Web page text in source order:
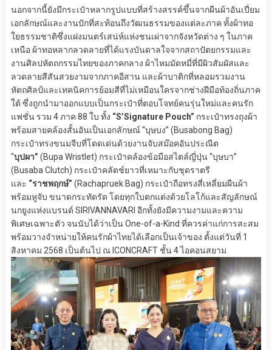
นอกจากนี้ยังมีกระเป๋าหลากรูปแบบที่สร้างสรรค์ขึ้นจากผืนผ้าอันเปี่ยม
เอกลักษณ์และงานปักที่สะท้อนถึงวัฒนธรรมของแต่ละภาค ทั้งผ้าทอ
ใยธรรมชาติซึ่งแฝงมนตร์เสน่ห์แห่งชนเผ่าจากจังหวัดต่าง ๆ ในภาค
เหนือ ผ้าทอหลากลวดลายที่ได้แรงบันดาลใจจากสถาปัตยกรรมและ
งานศิลปหัตถกรรมไทยของภาคกลาง ผ้าไหมมัดหมี่ที่มีผิวสัมผัสและ
ลวดลายสีสันสวยงามจากภาคอีสาน และผ้าบาติกที่หลอมรวมงาน
หัตถศิลป์และเทคนิคการย้อมสีที่ไม่เหมือนใครจากช่างฝีมือท้องถิ่นภาค
ใต้ ซึ่งถูกนำมาออกแบบเป็นกระเป๋าที่ตอบโจทย์คนรุ่นใหม่และคนรัก
แฟชั่น รวม 4 ภาค 88 ใบ ทั้ง “S’Signature Pouch” กระเป๋าทรงถุงผ้า
พร้อมสายคล้องสั้นอันเป็นเอกลักษณ์ “บุษบง” (Busabong Bag)
กระเป๋าทรงขนมจีบที่โดดเด่นด้วยงานจับสม๊อคอันประณีต
“บุปผา” (Bupa Wristlet) กระเป๋าคล้องข้อมือสไตล์ญี่ปุ่น “บุษบา”
(Busaba Clutch) กระเป๋าคลัตช์ยาวที่เหมาะกับชุดราตรี
และ “ราชพฤกษ์” (Rachapruek Bag) กระเป๋าถือทรงสี่เหลี่ยมผืนผ้า
พร้อมหูจับ ขนาดกระทัดรัด โดยทุกใบตกแต่งด้วยโลโก้และสัญลักษณ์
นกยูงแห่งแบรนด์ SIRIVANNAVARI อีกทั้งยังมีความงามและความ
พิเศษเฉพาะตัว จนนับได้ว่าเป็น One-of-a-Kind ที่ควรค่าแก่การสะสม
พร้อมวางจำหน่ายให้คนรักผ้าไทยได้เลือกเป็นเจ้าของ ตั้งแต่วันที่ 1
สิงหาคม 2568 เป็นต้นไป ณ ICONCRAFT ชั้น 4 ไอคอนสยาม